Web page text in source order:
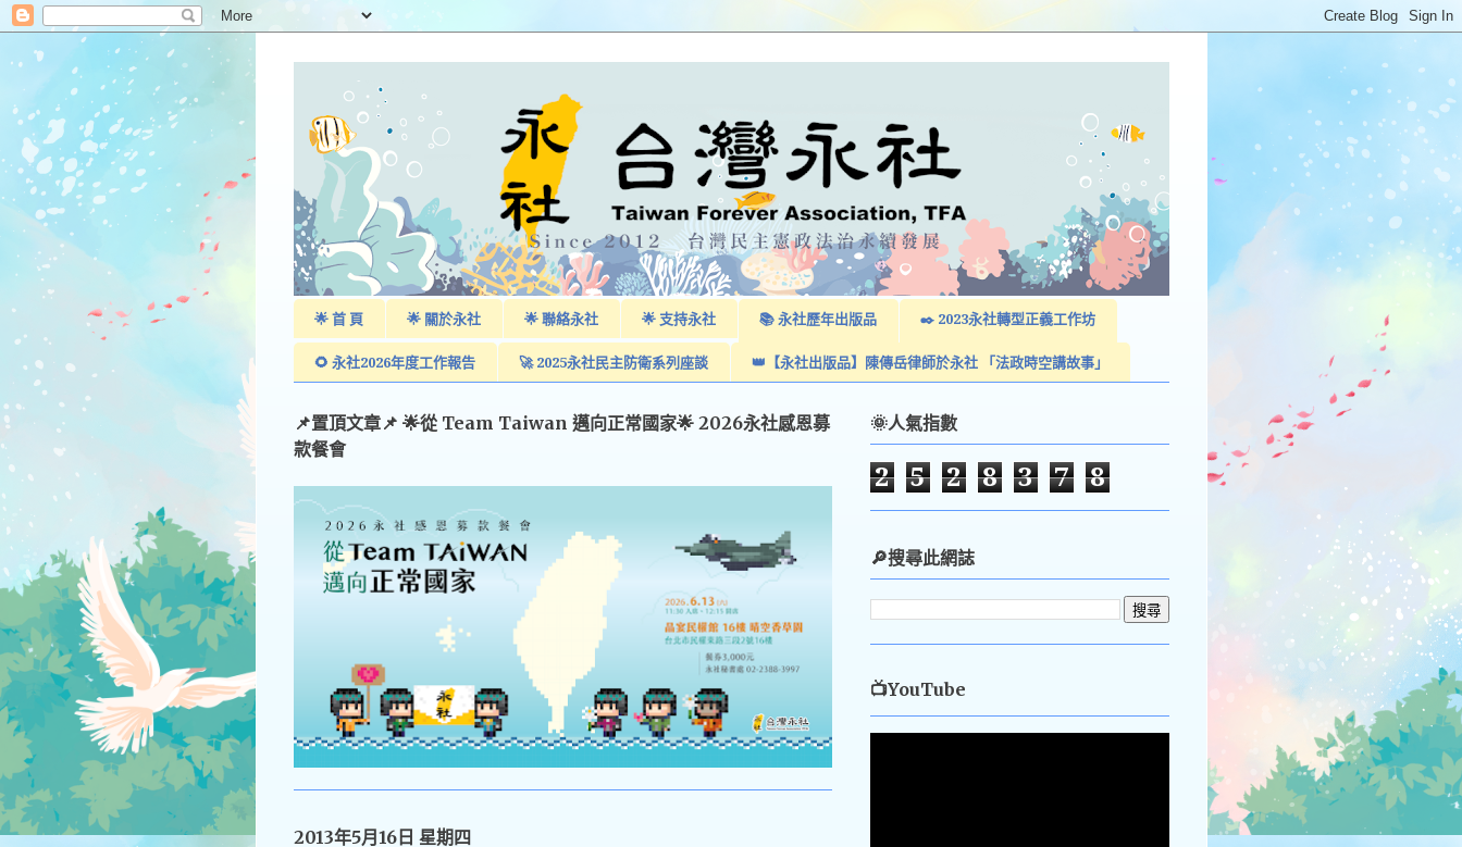
🌟 首 頁 🌟 關於永社 🌟 聯絡永社 🌟 支持永社 📚 永社歷年出版品 ✒️ 2023永社轉型正義工作坊
🌻 永社2026年度工作報告 🚀 2025永社民主防衛系列座談 👑【永社出版品】陳傳岳律師於永社 「法政時空講故事」
📌置頂文章📌 🌟從 Team Taiwan 邁向正常國家🌟 2026永社感恩募
款餐會
2013年5月16日 星期四
🌞人氣指數
2 5 2 8 3 7 8
🔎搜尋此網誌
📺YouTube